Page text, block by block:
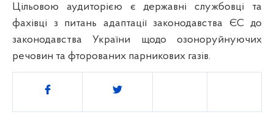
Цільовою аудиторією є державні службовці та
фахівці з питань адаптації законодавства ЄС до
законодавства України щодо озоноруйнуючих
речовин та фторованих парникових газів.
Поділитись